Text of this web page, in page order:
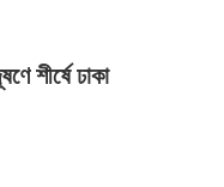
শীর্ষে ঢাকা